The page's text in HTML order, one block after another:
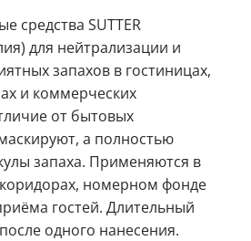
средства SUTTER
для нейтрализации и
запахов в гостиницах,
и коммерческих
от бытовых
а полностью
запаха. Применяются в
коридорах, номерном фонде
гостей. Длительный
одного нанесения.